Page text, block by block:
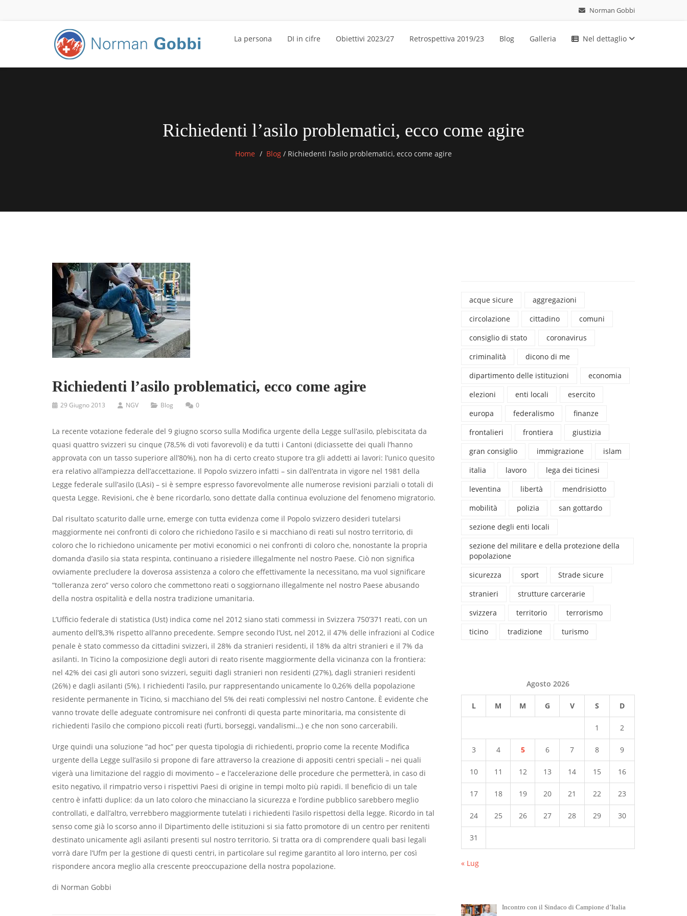
Norman Gobbi
La persona DI in cifre Obiettivi 2023/27 Retrospettiva 2019/23 Blog Galleria Nel dettaglio
Richiedenti l’asilo problematici, ecco come agire
Home Blog / Richiedenti l’asilo problematici, ecco come agire
Richiedenti l’asilo problematici, ecco come agire
29 Giugno 2013 NGV Blog 0
La recente votazione federale del 9 giugno scorso sulla Modifica urgente della Legge sull’asilo, plebiscitata da
quasi quattro svizzeri su cinque (78,5% di voti favorevoli) e da tutti i Cantoni (diciassette dei quali l’hanno
approvata con un tasso superiore all’80%), non ha di certo creato stupore tra gli addetti ai lavori: l’unico quesito
era relativo all’ampiezza dell’accettazione. Il Popolo svizzero infatti – sin dall’entrata in vigore nel 1981 della
Legge federale sull’asilo (LAsi) – si è sempre espresso favorevolmente alle numerose revisioni parziali o totali di
questa Legge. Revisioni, che è bene ricordarlo, sono dettate dalla continua evoluzione del fenomeno migratorio.
Dal risultato scaturito dalle urne, emerge con tutta evidenza come il Popolo svizzero desideri tutelarsi
maggiormente nei confronti di coloro che richiedono l’asilo e si macchiano di reati sul nostro territorio, di
coloro che lo richiedono unicamente per motivi economici o nei confronti di coloro che, nonostante la propria
domanda d’asilo sia stata respinta, continuano a risiedere illegalmente nel nostro Paese. Ciò non significa
ovviamente precludere la doverosa assistenza a coloro che effettivamente la necessitano, ma vuol significare
“tolleranza zero” verso coloro che commettono reati o soggiornano illegalmente nel nostro Paese abusando
della nostra ospitalità e della nostra tradizione umanitaria.
L’Ufficio federale di statistica (Ust) indica come nel 2012 siano stati commessi in Svizzera 750’371 reati, con un
aumento dell’8,3% rispetto all’anno precedente. Sempre secondo l’Ust, nel 2012, il 47% delle infrazioni al Codice
penale è stato commesso da cittadini svizzeri, il 28% da stranieri residenti, il 18% da altri stranieri e il 7% da
asilanti. In Ticino la composizione degli autori di reato risente maggiormente della vicinanza con la frontiera:
nel 42% dei casi gli autori sono svizzeri, seguiti dagli stranieri non residenti (27%), dagli stranieri residenti
(26%) e dagli asilanti (5%). I richiedenti l’asilo, pur rappresentando unicamente lo 0,26% della popolazione
residente permanente in Ticino, si macchiano del 5% dei reati complessivi nel nostro Cantone. È evidente che
vanno trovate delle adeguate contromisure nei confronti di questa parte minoritaria, ma consistente di
richiedenti l’asilo che compiono piccoli reati (furti, borseggi, vandalismi…) e che non sono carcerabili.
Urge quindi una soluzione “ad hoc” per questa tipologia di richiedenti, proprio come la recente Modifica
urgente della Legge sull’asilo si propone di fare attraverso la creazione di appositi centri speciali – nei quali
vigerà una limitazione del raggio di movimento – e l‘accelerazione delle procedure che permetterà, in caso di
esito negativo, il rimpatrio verso i rispettivi Paesi di origine in tempi molto più rapidi. Il beneficio di un tale
centro è infatti duplice: da un lato coloro che minacciano la sicurezza e l’ordine pubblico sarebbero meglio
controllati, e dall’altro, verrebbero maggiormente tutelati i richiedenti l’asilo rispettosi della legge. Ricordo in tal
senso come già lo scorso anno il Dipartimento delle istituzioni si sia fatto promotore di un centro per renitenti
destinato unicamente agli asilanti presenti sul nostro territorio. Si tratta ora di comprendere quali basi legali
vorrà dare l’Ufm per la gestione di questi centri, in particolare sul regime garantito al loro interno, per così
rispondere ancora meglio alla crescente preoccupazione della nostra popolazione.
di Norman Gobbi
acque sicure
aggregazioni
circolazione
cittadino
comuni
consiglio di stato
coronavirus
criminalità
dicono di me
dipartimento delle istituzioni
economia
elezioni
enti locali
esercito
europa
federalismo
finanze
frontalieri
frontiera
giustizia
gran consiglio
immigrazione
islam
italia
lavoro
lega dei ticinesi
leventina
libertà
mendrisiotto
mobilità
polizia
san gottardo
sezione degli enti locali
sezione del militare e della protezione della
popolazione
sicurezza
sport
Strade sicure
stranieri
strutture carcerarie
svizzera
territorio
terrorismo
ticino
tradizione turismo
Agosto 2026
L M M G V S D
1 2
3 4 5 6 7 8 9
10 11 12 13 14 15 16
17 18 19 20 21 22 23
24 25 26 27 28 29 30
31
« Lug
Incontro con il Sindaco di Campione d’Italia